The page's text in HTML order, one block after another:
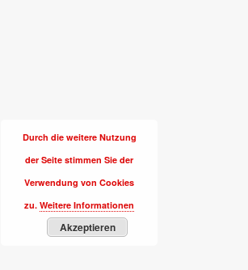
Durch die weitere Nutzung
der Seite stimmen Sie der
Verwendung von Cookies
zu. Weitere Informationen
Akzeptieren